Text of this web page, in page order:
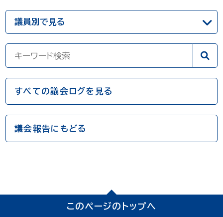
すべての議会ログを見る
議会報告にもどる
このページのトップへ